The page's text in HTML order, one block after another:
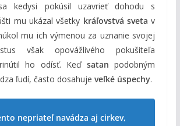
kedysi pokúsil uzavrieť dohodu s
mu ukázal všetky kráľovstvá sveta v
mu ich výmenou za uznanie svojej
však opovážlivého pokušiteľa
ho odísť. Keďsatan podobným
ľudí, často dosahuje veľké úspechy.
nepriateľ navádza aj cirkev,